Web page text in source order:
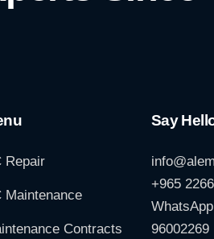
Repair
Maintenance
Contracts
Say
+965
96002269